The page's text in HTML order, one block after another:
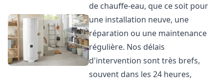
de chauffe-eau, que ce soit pour
une installation neuve, une
réparation ou une maintenance
régulière. Nos délais
d'intervention sont très brefs,
souvent dans les 24 heures,